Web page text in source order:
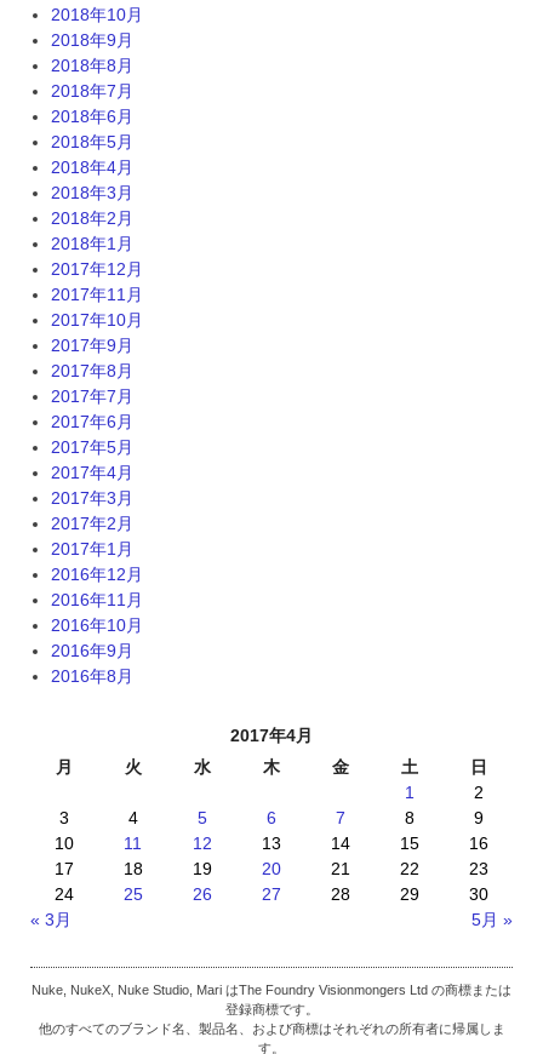
2018年10月
2018年9月
2018年8月
2018年7月
2018年6月
2018年5月
2018年4月
2018年3月
2018年2月
2018年1月
2017年12月
2017年11月
2017年10月
2017年9月
2017年8月
2017年7月
2017年6月
2017年5月
2017年4月
2017年3月
2017年2月
2017年1月
2016年12月
2016年11月
2016年10月
2016年9月
2016年8月
2017年4月
月
火 水 木 金 土 日
« 3月 5月 »
1
2
3
4 5 6 7 8
9
10
11 12 13 14 15
16
17
18 19 20 21 22
23
24
25 26 27 28 29 30
Nuke, NukeX, Nuke Studio, Mari はThe Foundry Visionmongers Ltd の商標または
登録商標です。
他のすべてのブランド名、製品名、および商標はそれぞれの所有者に帰属しま
す。